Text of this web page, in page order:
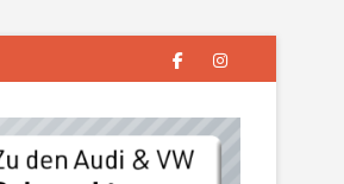
facebookinstagram